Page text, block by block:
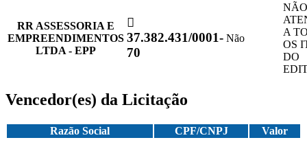
RR ASSESSORIA E
EMPREENDIMENTOS
LTDA - EPP
37.382.431/0001-
70
Não
NÃO
A
OS
DO
Vencedor(es) da Licitação
Razão Social CPF/CNPJ Valor